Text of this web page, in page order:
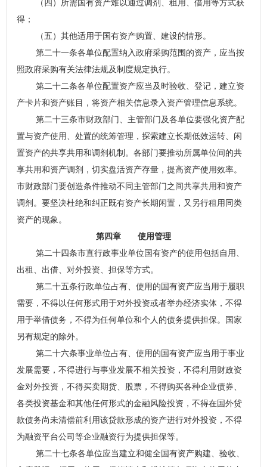
（四）所需国有资产难以通过调剂、租用、借用等方式获
得；
（五）其他适用于国有资产购置、建设的情形。
第二十一条各单位配置纳入政府采购范围的资产，应当按
照政府采购有关法律法规及制度规定执行。
第二十二条各单位配置资产应当及时验收、登记，建立资
产卡片和资产账目，将资产相关信息录入资产管理信息系统。
第二十三条市财政部门、主管部门及各单位要强化资产配
置与资产使用、处置的统筹管理，探索建立长期低效运转、闲
置资产的共享共用和调剂机制。各部门要推动所属单位间的共
享共用和资产调剂，切实盘活资产存量，提高资产使用效率。
市财政部门要创造条件推动不同主管部门之间共享共用和资产
调剂。要坚决杜绝和纠正既有资产长期闲置，又另行租用同类
资产的现象。
第四章 使用管理
第二十四条市直行政事业单位国有资产的使用包括自用、
出租、出借、对外投资、担保等方式。
第二十五条行政单位占有、使用的国有资产应当用于履职
需要，不得以任何形式用于对外投资或者举办经济实体，不得
用于举借债务，不得为任何单位和个人的债务提供担保。国家
另有规定的除外。
第二十六条事业单位占有、使用的国有资产应当用于事业
发展需要，不得进行与事业发展不相关投资，不得利用财政资
金对外投资，不得买卖期货、股票，不得购买各种企业债券、
各类投资基金和其他任何形式的金融风险投资，不得在国外贷
款债务尚未清偿前利用该贷款形成的资产进行对外投资，不得
为融资平台公司等企业融资行为提供担保等。
第二十七条各单位应当建立和健全国有资产购建、验收、